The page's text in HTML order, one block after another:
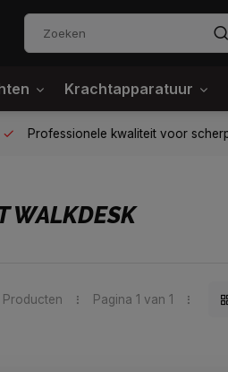
Krachtapparatuur
Professionele kwaliteit voor
WALKDESK
Producten Pagina 1 van 1